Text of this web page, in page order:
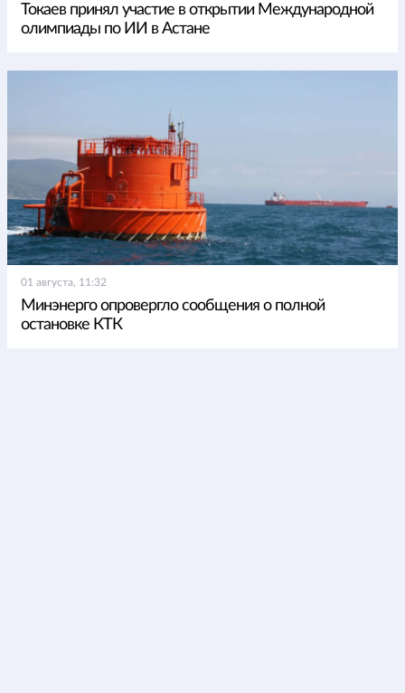
Токаев принял участие в открытии Международной
олимпиады по ИИ в Астане
01 августа, 11:32
Минэнерго опровергло сообщения о полной
остановке КТК